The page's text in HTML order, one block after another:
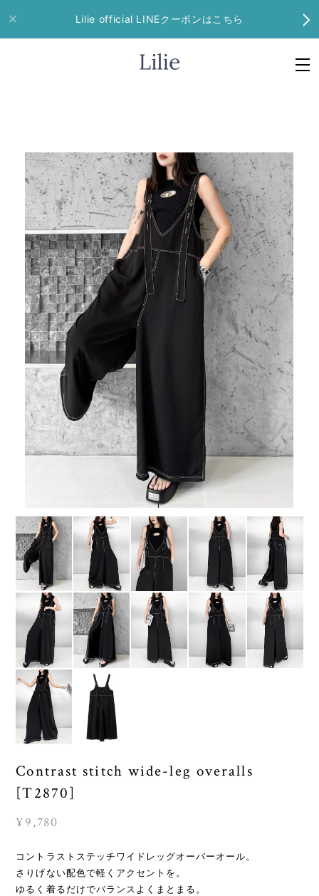
Lilie official LINEクーポンはこちら
Contrast stitch wide-leg overalls
[T2870]
¥9,780
コントラストステッチワイドレッグオーバーオール。
さりげない配色で軽くアクセントを。
ゆるく着るだけでバランスよくまとまる。